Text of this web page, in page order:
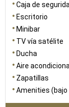
Caja de
Escritorio
Minibar
TV vía satélite
Ducha
Aire
Zapatillas
Amenities